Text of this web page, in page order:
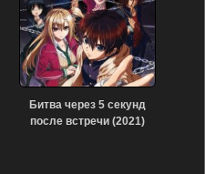
Битва через 5 секунд
после встречи (2021)